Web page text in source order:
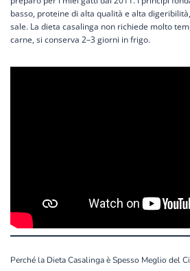
basso, proteine di alta qualità e alta
sale. La dieta casalinga non richiede molto
carne, si conserva 2–3 giorni in frigo.
Perché la Dieta Casalinga è Spesso Meglio del